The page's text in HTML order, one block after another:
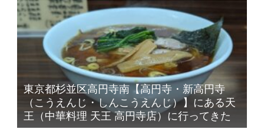
東京都杉並区高円寺南【高円寺・新高円寺
（こうえんじ・しんこうえんじ）】にある天
王（中華料理 天王 高円寺店）に行ってきた